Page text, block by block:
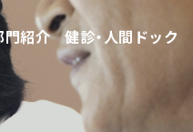
門紹介 健診・人間ドック